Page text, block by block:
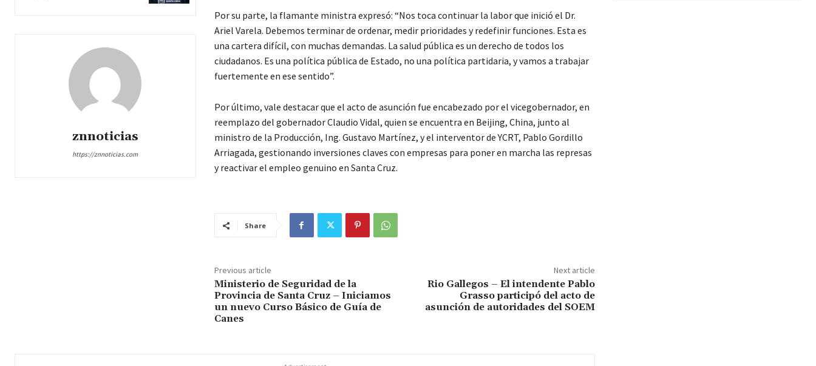
znnoticias
https://znnoticias.com
Por su parte, la flamante ministra expresó: “Nos toca continuar la labor que inició el Dr.
Ariel Varela. Debemos terminar de ordenar, medir prioridades y redefinir funciones. Esta es
una cartera difícil, con muchas demandas. La salud pública es un derecho de todos los
ciudadanos. Es una política pública de Estado, no una política partidaria, y vamos a trabajar
fuertemente en ese sentido”.
Por último, vale destacar que el acto de asunción fue encabezado por el vicegobernador, en
reemplazo del gobernador Claudio Vidal, quien se encuentra en Beijing, China, junto al
ministro de la Producción, Ing. Gustavo Martínez, y el interventor de YCRT, Pablo Gordillo
Arriagada, gestionando inversiones claves con empresas para poner en marcha las represas
y reactivar el empleo genuino en Santa Cruz.
Share
Previous article
Ministerio de Seguridad de la
Provincia de Santa Cruz – Iniciamos
un nuevo Curso Básico de Guía de
Canes
Next article
Rio Gallegos – El intendente Pablo
Grasso participó del acto de
asunción de autoridades del SOEM